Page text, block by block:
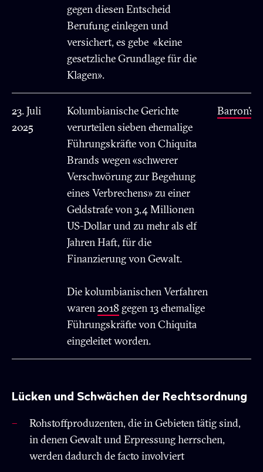
gegen diesen Entscheid
Berufung einlegen und
versichert, es gebe «keine
gesetzliche Grundlage für die
Klagen».
23. Juli
2025
Kolumbianische Gerichte
verurteilen sieben ehemalige
Führungskräfte von Chiquita
Brands wegen «schwerer
Verschwörung zur Begehung
eines Verbrechens» zu einer
Geldstrafe von 3,4 Millionen
US-Dollar und zu mehr als elf
Jahren Haft, für die
Finanzierung von Gewalt.
Die kolumbianischen Verfahren
waren2018 gegen 13 ehemalige
Führungskräfte von Chiquita
eingeleitet worden.
Barron’s
Lücken und Schwächen der Rechtsordnung
Rohstoffproduzenten, die in Gebieten tätig sind,
in denen Gewalt und Erpressung herrschen,
werden dadurch de facto involviert